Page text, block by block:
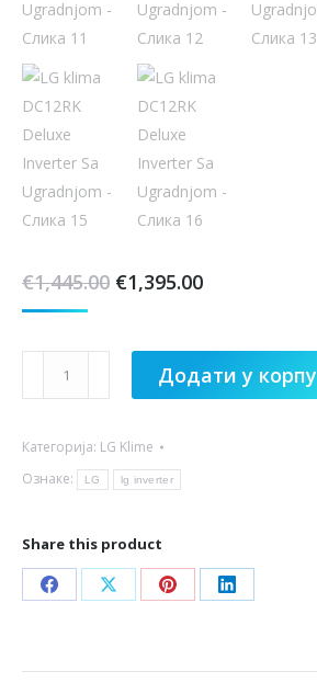
€1,445.00 Оригинална
била:
€1,445.00.
€1,395.00Тренутна
€1,395.00.
Deluxe
Inverter
Ugradnjom
количина
Додати у корпу
Категорија: LG Klime
Ознаке:
LG lg inverter
Share this product
Share
Facebook
Share
X
Share
Pinterest
Share
LinkedIn